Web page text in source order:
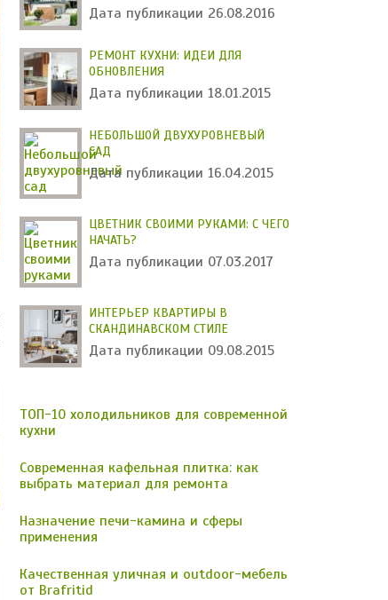
Дата публикации 26.08.2016
РЕМОНТ КУХНИ: ИДЕИ ДЛЯ
ОБНОВЛЕНИЯ
Дата публикации 18.01.2015
НЕБОЛЬШОЙ ДВУХУРОВНЕВЫЙ
САД
Дата публикации 16.04.2015
ЦВЕТНИК СВОИМИ РУКАМИ: С ЧЕГО
НАЧАТЬ?
Дата публикации 07.03.2017
ИНТЕРЬЕР КВАРТИРЫ В
СКАНДИНАВСКОМ СТИЛЕ
Дата публикации 09.08.2015
ТОП-10 холодильников для современной
кухни
Современная кафельная плитка: как
выбрать материал для ремонта
Назначение печи-камина и сферы
применения
Качественная уличная и outdoor-мебель
от Brafritid